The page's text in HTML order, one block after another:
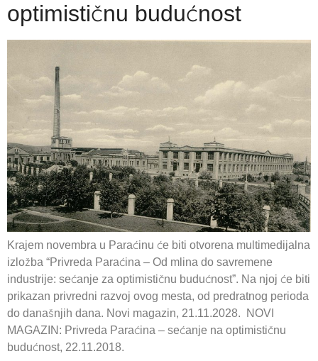
optimističnu budućnost
Krajem novembra u Paraćinu će biti otvorena multimedijalna
izložba “Privreda Paraćina – Od mlina do savremene
industrije: sećanje za optimističnu budućnost”. Na njoj će biti
prikazan privredni razvoj ovog mesta, od predratnog perioda
do današnjih dana. Novi magazin, 21.11.2028. NOVI
MAGAZIN: Privreda Paraćina – sećanje na optimističnu
budućnost, 22.11.2018.